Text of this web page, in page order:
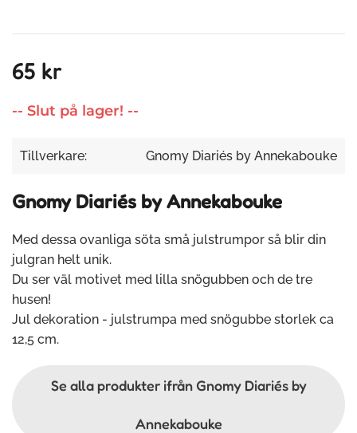
65 kr
-- Slut på lager! --
Tillverkare: Gnomy Diariés by Annekabouke
Gnomy Diariés by Annekabouke
Med dessa ovanliga söta små julstrumpor så blir din
julgran helt unik.
Du ser väl motivet med lilla snögubben och de tre
husen!
Jul dekoration - julstrumpa med snögubbe storlek ca
12,5 cm.
Se alla produkter ifrån Gnomy Diariés by
Annekabouke